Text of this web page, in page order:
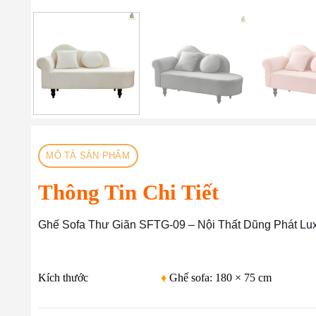
MÔ TẢ SẢN PHẨM
Thông Tin Chi Tiết
Ghế Sofa Thư Giãn SFTG-09 – Nội Thất Dũng Phát
Kích thước ♦Ghế sofa: 180 × 75 cm